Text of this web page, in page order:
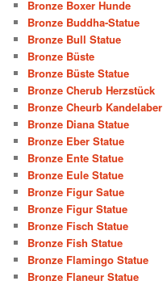
Bronze Boxer Hunde
Bronze Buddha-Statue
Bronze Bull Statue
Bronze Büste
Bronze Büste Statue
Bronze Cherub Herzstück
Bronze Cheurb Kandelaber
Bronze Diana Statue
Bronze Eber Statue
Bronze Ente Statue
Bronze Eule Statue
Bronze Figur Satue
Bronze Figur Statue
Bronze Fisch Statue
Bronze Fish Statue
Bronze Flamingo Statue
Bronze Flaneur Statue